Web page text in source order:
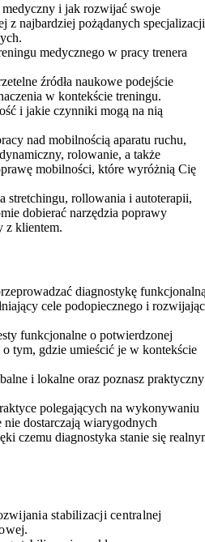
i jak rozwijać swoje
z najbardziej pożądanych specjalizacji
medycznego w pracy trenera
źródła naukowe podejście
w kontekście treningu.
i jakie czynniki mogą na nią
nad mobilnością aparatu ruchu,
rolowanie, a także
mobilności, które wyróżnią Cię
stretchingu, rollowania i autoterapii,
dobierać narzędzia poprawy
z klientem.
diagnostykę
cele podopiecznego i
funkcjonalne o potwierdzonej
o tym, gdzie umieścić je w kontekście
i lokalne oraz poznasz praktyczny
polegających na wykonywaniu
dostarczają wiarygodnych
czemu diagnostyka stanie się
stabilizacji centralnej